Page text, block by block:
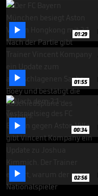
 01:29
 01:55
 00:34
 02:56